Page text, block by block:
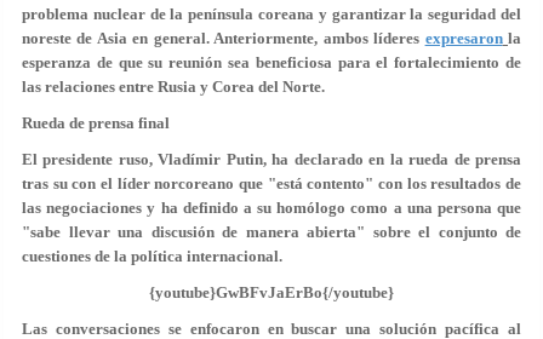
problema nuclear de la península coreana y garantizar la seguridad del
noreste de Asia en general. Anteriormente, ambos líderes expresaron la
esperanza de que su reunión sea beneficiosa para el fortalecimiento de
las relaciones entre Rusia y Corea del Norte.
Rueda de prensa final
El presidente ruso, Vladímir Putin, ha declarado en la rueda de prensa
tras su con el líder norcoreano que "está contento" con los resultados de
las negociaciones y ha definido a su homólogo como a una persona que
"sabe llevar una discusión de manera abierta" sobre el conjunto de
cuestiones de la política internacional.
{youtube}GwBFvJaErBo{/youtube}
Las conversaciones se enfocaron en buscar una solución pacífica al